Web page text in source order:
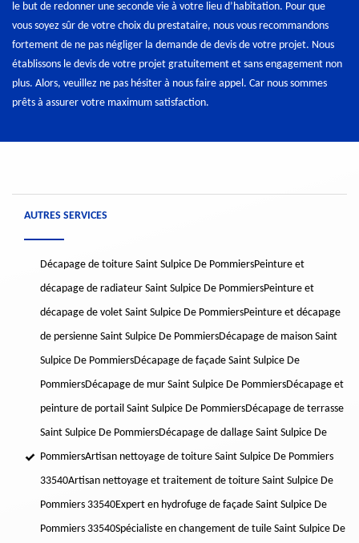
le but de redonner une seconde vie à votre lieu d’habitation. Pour que
vous soyez sûr de votre choix du prestataire, nous vous recommandons
fortement de ne pas négliger la demande de devis de votre projet. Nous
établissons le devis de votre projet gratuitement et sans engagement non
plus. Alors, veuillez ne pas hésiter à nous faire appel. Car nous sommes
prêts à assurer votre maximum satisfaction.
AUTRES SERVICES
Décapage de toiture Saint Sulpice De PommiersPeinture et
décapage de radiateur Saint Sulpice De PommiersPeinture et
décapage de volet Saint Sulpice De PommiersPeinture et décapage
de persienne Saint Sulpice De PommiersDécapage de maison Saint
Sulpice De PommiersDécapage de façade Saint Sulpice De
PommiersDécapage de mur Saint Sulpice De PommiersDécapage et
peinture de portail Saint Sulpice De PommiersDécapage de terrasse
Saint Sulpice De PommiersDécapage de dallage Saint Sulpice De
PommiersArtisan nettoyage de toiture Saint Sulpice De Pommiers
33540Artisan nettoyage et traitement de toiture Saint Sulpice De
Pommiers 33540Expert en hydrofuge de façade Saint Sulpice De
Pommiers 33540Spécialiste en changement de tuile Saint Sulpice De